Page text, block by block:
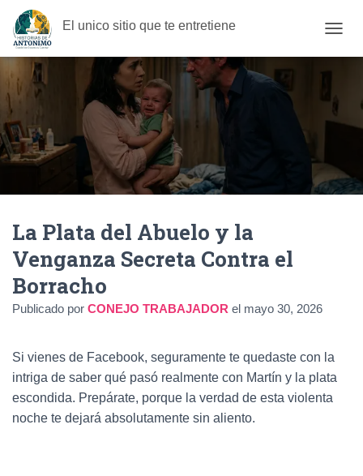
El unico sitio que te entretiene
A
D
O
Ó
N
La Plata del Abuelo y la
Venganza Secreta Contra el
Borracho
Publicado por CONEJO TRABAJADOR el mayo 30, 2026
Si vienes de Facebook, seguramente te quedaste con la
intriga de saber qué pasó realmente con Martín y la plata
escondida. Prepárate, porque la verdad de esta violenta
noche te dejará absolutamente sin aliento.